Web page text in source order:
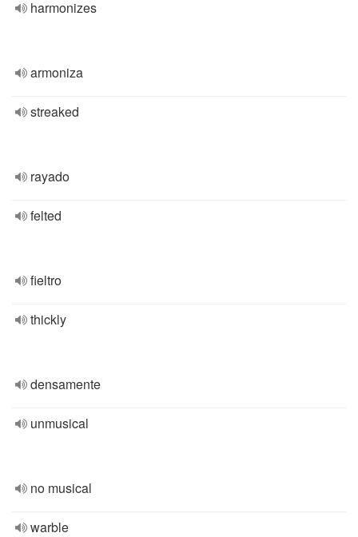
harmonizes
armoniza
streaked
rayado
felted
fieltro
thickly
densamente
unmusical
no musical
warble